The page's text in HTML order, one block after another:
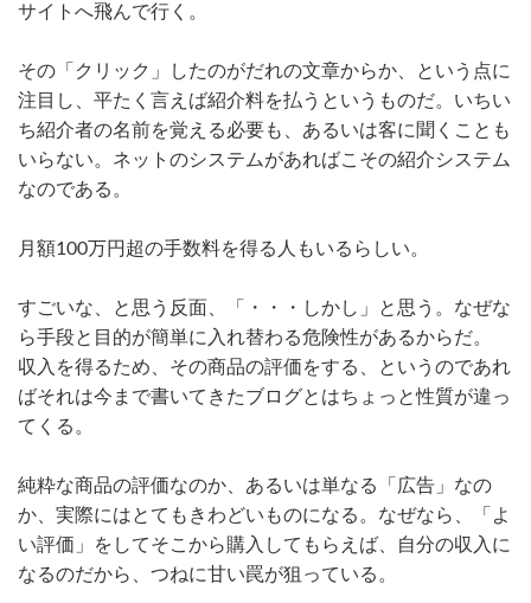
サイトへ飛んで行く。
その「クリック」したのがだれの文章からか、という点に
注目し、平たく言えば紹介料を払うというものだ。いちい
ち紹介者の名前を覚える必要も、あるいは客に聞くことも
いらない。ネットのシステムがあればこその紹介システム
なのである。
月額100万円超の手数料を得る人もいるらしい。
すごいな、と思う反面、「・・・しかし」と思う。なぜな
ら手段と目的が簡単に入れ替わる危険性があるからだ。
収入を得るため、その商品の評価をする、というのであれ
ばそれは今まで書いてきたブログとはちょっと性質が違っ
てくる。
純粋な商品の評価なのか、あるいは単なる「広告」なの
か、実際にはとてもきわどいものになる。なぜなら、「よ
い評価」をしてそこから購入してもらえば、自分の収入に
なるのだから、つねに甘い罠が狙っている。